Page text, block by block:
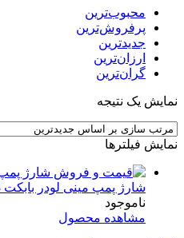
محبوب‌ترین
پرفروش‌ترین
جدیدترین
ارزان‌ترین
گران‌ترین
نمایش یک نتیجه
نمایش فیلترها
شارژ پمپ مینی لودر بابکت 743 Bobcat (پمپ آلمینیومی)
ناموجود
مشاهده محصول